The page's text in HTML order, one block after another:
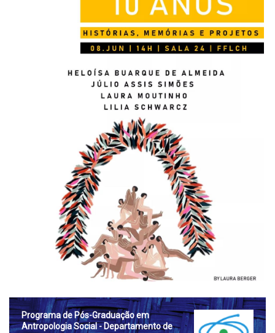
Programa de Pós-Graduação em
Antropologia Social - Departamento de